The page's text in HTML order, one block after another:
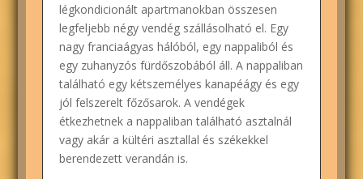
légkondicionált apartmanokban összesen
legfeljebb négy vendég szállásolható el. Egy
nagy franciaágyas hálóból, egy nappaliból és
egy zuhanyzós fürdőszobából áll. A nappaliban
található egy kétszemélyes kanapéágy és egy
jól felszerelt főzősarok. A vendégek
étkezhetnek a nappaliban található asztalnál
vagy akár a kültéri asztallal és székekkel
berendezett verandán is.